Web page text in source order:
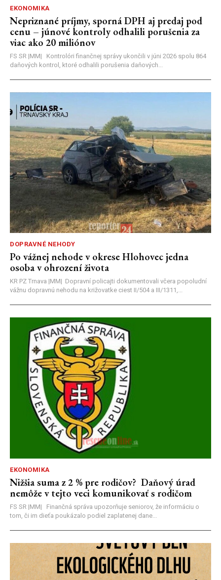
EKONOMIKA
Nepriznané príjmy, sporná DPH aj predaj pod
cenu – júnové kontroly odhalili porušenia za
viac ako 20 miliónov
FS SR |MM| Kontrolóri finančnej správy ukončili v júni 2026 spolu 864
daňových kontrol, ktoré odhalili porušenia daňových...
DOPRAVNÉ NEHODY
Po vážnej nehode v okrese Hlohovec jedna
osoba v ohrození života
KR PZ Trnava |MM| Dopravní policajti dokumentovali včera popoludní
vážnu dopravnú nehodu na križovatke ciest II/504 a III/1311,...
EKONOMIKA
Nižšia suma z 2 % pre rodičov? Daňový úrad
nemôže v tejto veci komunikovať s rodičom
FS SR |MM| Finančná správa upozorňuje seniorov, že informáciu o
tom, či im dieťa poukázalo podiel zaplatenej dane...